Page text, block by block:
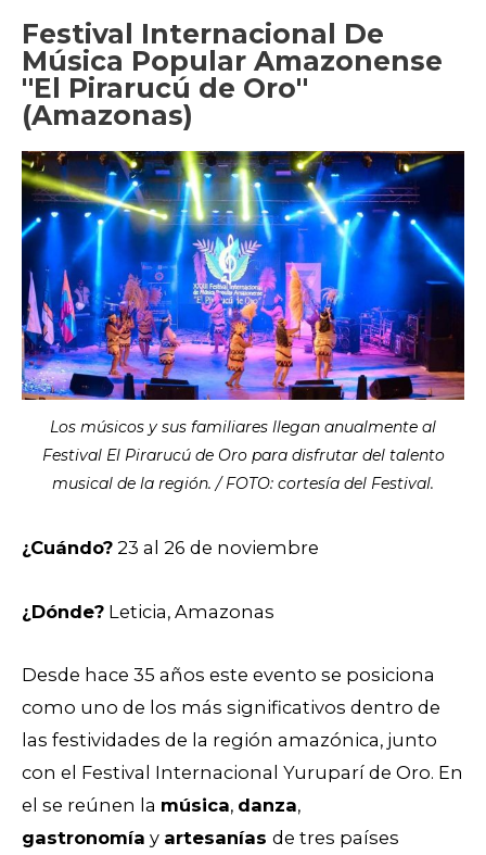
Festival Internacional De
Música Popular Amazonense
''El Pirarucú de Oro''
(Amazonas)
Los músicos y sus familiares llegan anualmente al
Festival El Pirarucú de Oro para disfrutar del talento
musical de la región. / FOTO: cortesía del Festival.
¿Cuándo? 23 al 26 de noviembre
¿Dónde? Leticia, Amazonas
Desde hace 35 años este evento se posiciona
como uno de los más significativos dentro de
las festividades de la región amazónica, junto
con el Festival Internacional Yuruparí de Oro. En
el se reúnen la música, danza,
gastronomía y artesanías de tres países